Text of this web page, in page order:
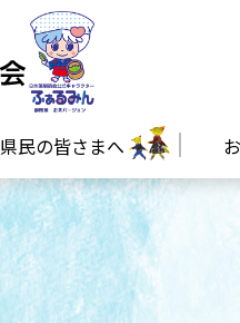
県民の皆さまへ